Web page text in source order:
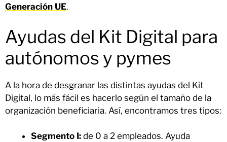
Generación UE.
Ayudas del Kit Digital para
autónomos y pymes
A la hora de desgranar las distintas ayudas del Kit
Digital, lo más fácil es hacerlo según el tamaño de la
organización beneficiaria. Así, encontramos tres tipos:
Segmento I: de 0 a 2 empleados. Ayuda